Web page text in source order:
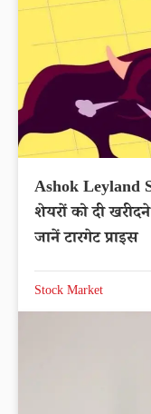
Ashok Leyland
शेयरों को दी
जानें टारगेट प्राइस
Stock Market